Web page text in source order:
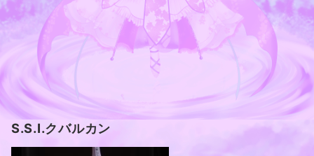
S.S.I.クバルカン